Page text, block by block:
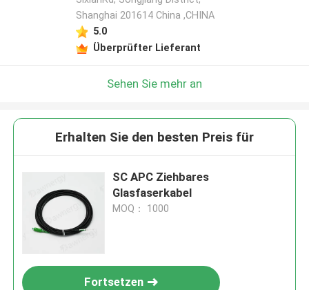
Shanghai 201614 China ,CHINA
5.0
Überprüfter Lieferant
Sehen Sie mehr an
Erhalten Sie den besten Preis für
SC APC Ziehbares
Glasfaserkabel
MOQ： 1000
Fortsetzen